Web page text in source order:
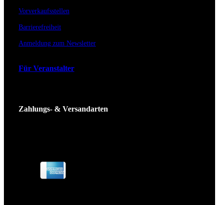
Vorverkaufsstellen
Barrierefreiheit
Anmeldung zum Newsletter
Für Veranstalter
Zahlungs- & Versandarten